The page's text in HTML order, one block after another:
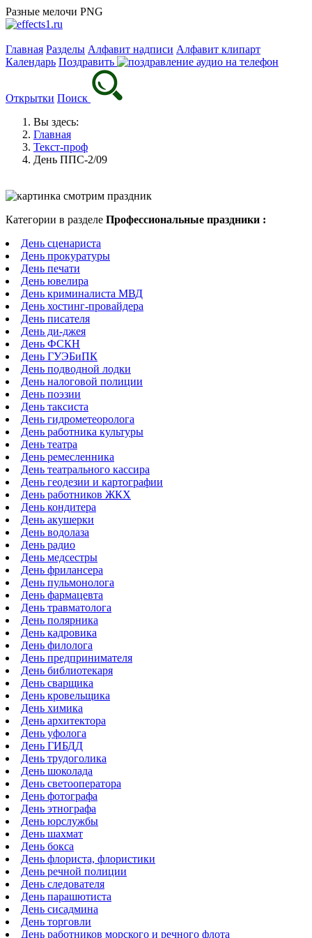
Разные мелочи PNG
Главная Разделы Алфавит надписи Алфавит клипарт
Календарь Поздравить
Открытки Поиск
Вы здесь:
Главная
Текст-проф
День ППС-2/09
Категории в разделе Профессиональные праздники :
День сценариста
День прокуратуры
День печати
День ювелира
День криминалиста МВД
День хостинг-провайдера
День писателя
День ди-джея
День ФСКН
День ГУЭБиПК
День подводной лодки
День налоговой полиции
День поэзии
День таксиста
День гидрометеоролога
День работника культуры
День театра
День ремесленника
День театрального кассира
День геодезии и картографии
День работников ЖКХ
День кондитера
День акушерки
День водолаза
День радио
День медсестры
День фрилансера
День пульмонолога
День фармацевта
День травматолога
День полярника
День кадровика
День филолога
День предпринимателя
День библиотекаря
День сварщика
День кровельщика
День химика
День архитектора
День уфолога
День ГИБДД
День трудоголика
День шоколада
День светооператора
День фотографа
День этнографа
День юрслужбы
День шахмат
День бокса
День флориста, флористики
День речной полиции
День следователя
День парашютиста
День сисадмина
День торговли
День работников морского и речного флота